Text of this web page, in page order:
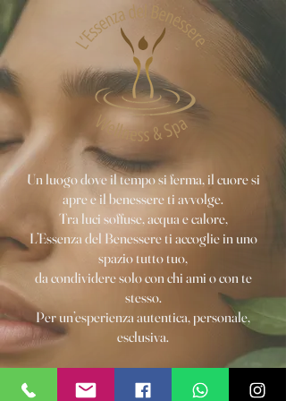
Un luogo dove il tempo si ferma, il cuore si
apre e il benessere ti avvolge.
Tra luci soffuse, acqua e calore,
L’Essenza del Benessere ti accoglie in uno
spazio tutto tuo,
da condividere solo con chi ami o con te
stesso.
Per un’esperienza autentica, personale,
esclusiva.
Entra